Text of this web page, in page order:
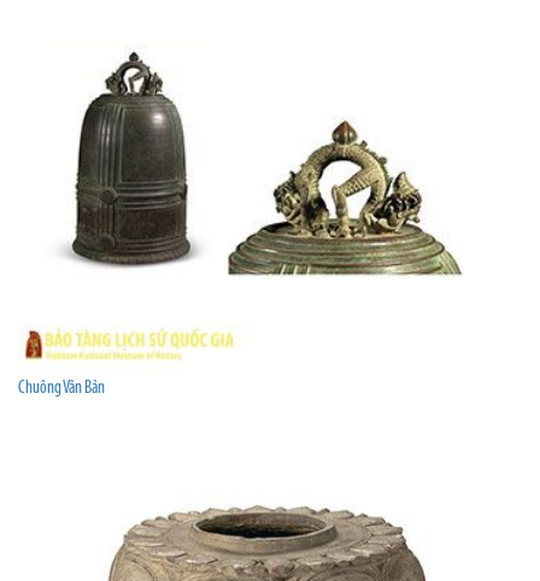
Chuông Vân Bản